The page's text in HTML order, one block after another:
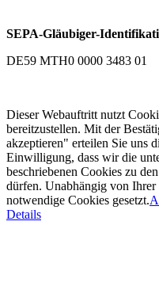
SEPA-Gläubiger-
DE59 MTH0 0000 3483 01
Dieser Webauftritt nutzt
bereitzustellen. Mit der
akzeptieren" erteilen Sie uns
Einwilligung, dass wir die
beschriebenen Cookies zu
dürfen. Unabhängig von
notwendige Cookies gesetzt.
Details